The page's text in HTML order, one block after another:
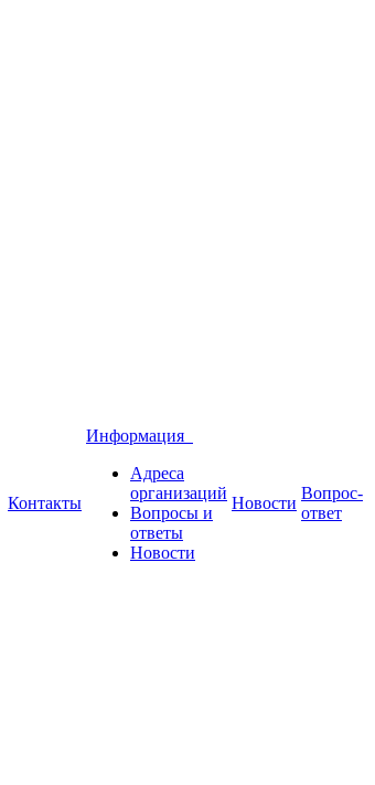
Контакты
Информация
Адреса
организаций
Вопросы и
ответы
Новости
Новости
Вопрос-
ответ